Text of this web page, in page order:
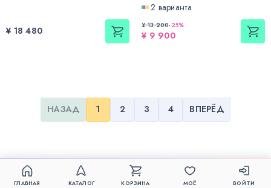
¥ 18 480
2 варианта
¥ 13 200- 25%
¥ 9 900
НАЗАД 1 2 3 4 ВПЕРЁД
ГЛАВНАЯ КАТАЛОГ КОРЗИНА МОЁ ВОЙТИ